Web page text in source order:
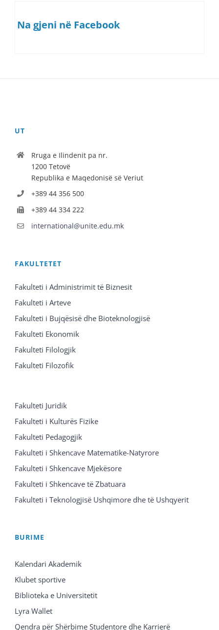
Na gjeni në Facebook
UT
Rruga e Ilindenit pa nr.
1200 Tetovë
Republika e Maqedonisë së Veriut
+389 44 356 500
+389 44 334 222
international@unite.edu.mk
FAKULTETET
Fakulteti i Administrimit të Biznesit
Fakulteti i Arteve
Fakulteti i Bujqësisë dhe Bioteknologjisë
Fakulteti Ekonomik
Fakulteti Filologjik
Fakulteti Filozofik
Fakulteti Juridik
Fakulteti i Kulturës Fizike
Fakulteti Pedagogjik
Fakulteti i Shkencave Matematike-Natyrore
Fakulteti i Shkencave Mjekësore
Fakulteti i Shkencave të Zbatuara
Fakulteti i Teknologjisë Ushqimore dhe të Ushqyerit
BURIME
Kalendari Akademik
Klubet sportive
Biblioteka e Universitetit
Lyra Wallet
Qendra për Shërbime Studentore dhe Karrierë